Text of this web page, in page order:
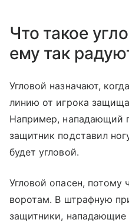
Что такое
ему так
Угловой назначают,
линию от игрока
Например, нападающий
защитник подставил
будет угловой.
Угловой опасен,
воротам. В штрафную
защитники,